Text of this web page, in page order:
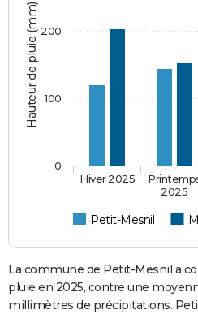
Hauteur de pluie (mm)
Petit-Mesnil
Hiver 2025
2025
0
100
200
La commune de Petit-Mesnil a
pluie en 2025, contre une
millimètres de précipitations.